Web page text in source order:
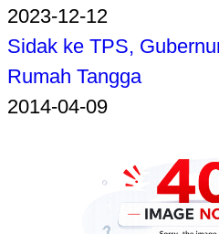
2023-12-12
Sidak ke TPS,
Rumah Tangga
2014-04-09